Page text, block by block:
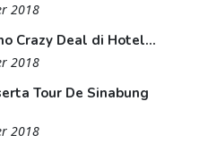
2018
Crazy Deal di Hotel...
2018
Tour De Sinabung
2018